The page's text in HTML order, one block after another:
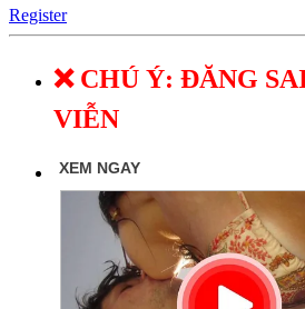
Register
❌ CHÚ Ý: ĐĂNG
VIỄN